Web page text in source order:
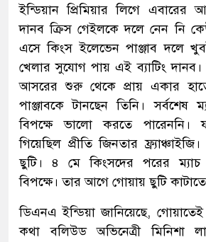
ইন্ডিয়ান প্রিমিয়ার লিগে এবারের
দানব ক্রিস গেইলকে দলে নেন নি
এসে কিংস ইলেভেন পাঞ্জাব দলে
খেলার সুযোগ পায় এই ব্যাটিং
আসরের শুরু থেকে প্রায় একার
পাঞ্জাবকে টানছেন তিনি। সর্বশেষ
বিপক্ষে ভালো করতে পারেননি।
গিয়েছিল প্রীতি জিনতার
ছুটি। ৪ মে কিংসদের পরের ম্যাচ
বিপক্ষে। তার আগে গোয়ায় ছুটি
ডিএনএ ইন্ডিয়া জানিয়েছে,
কথা বলিউড অভিনেত্রী মিনিশা